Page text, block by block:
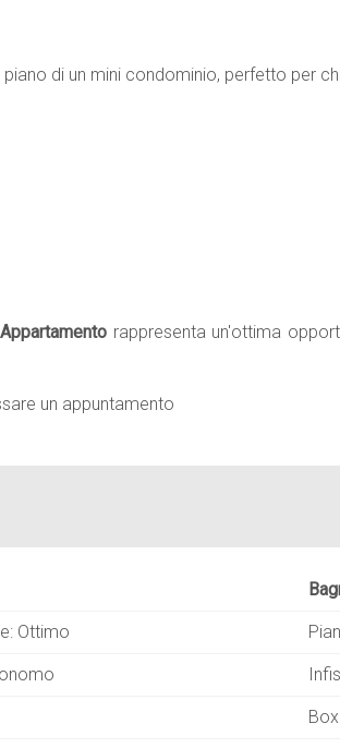
di un mini condominio, perfetto per
Appartamento rappresenta un'ottima
un appuntamento
Ottimo